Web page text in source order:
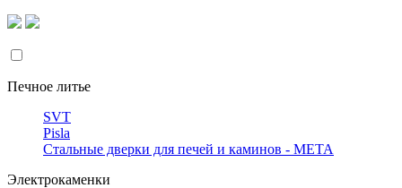
Печное литье
SVT
Pisla
Стальные дверки для печей и каминов - META
Электрокаменки